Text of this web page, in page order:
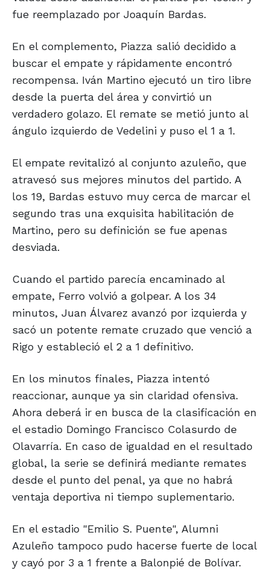
fue reemplazado por Joaquín Bardas.
En el complemento, Piazza salió decidido a
buscar el empate y rápidamente encontró
recompensa. Iván Martino ejecutó un tiro libre
desde la puerta del área y convirtió un
verdadero golazo. El remate se metió junto al
ángulo izquierdo de Vedelini y puso el 1 a 1.
El empate revitalizó al conjunto azuleño, que
atravesó sus mejores minutos del partido. A
los 19, Bardas estuvo muy cerca de marcar el
segundo tras una exquisita habilitación de
Martino, pero su definición se fue apenas
desviada.
Cuando el partido parecía encaminado al
empate, Ferro volvió a golpear. A los 34
minutos, Juan Álvarez avanzó por izquierda y
sacó un potente remate cruzado que venció a
Rigo y estableció el 2 a 1 definitivo.
En los minutos finales, Piazza intentó
reaccionar, aunque ya sin claridad ofensiva.
Ahora deberá ir en busca de la clasificación en
el estadio Domingo Francisco Colasurdo de
Olavarría. En caso de igualdad en el resultado
global, la serie se definirá mediante remates
desde el punto del penal, ya que no habrá
ventaja deportiva ni tiempo suplementario.
En el estadio "Emilio S. Puente", Alumni
Azuleño tampoco pudo hacerse fuerte de local
y cayó por 3 a 1 frente a Balonpié de Bolívar.